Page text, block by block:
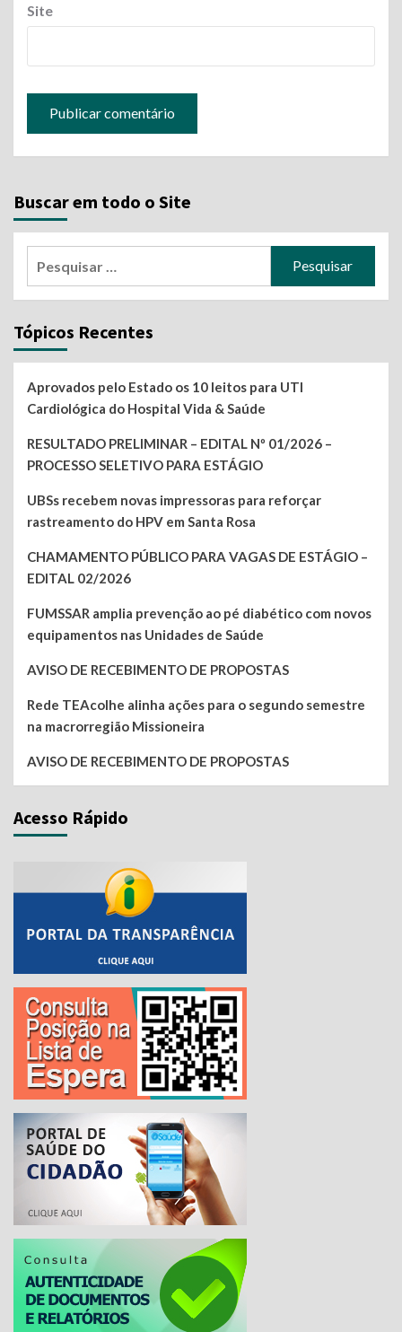
Site
Buscar em todo o Site
Tópicos Recentes
Aprovados pelo Estado os 10 leitos para UTI
Cardiológica do Hospital Vida & Saúde
RESULTADO PRELIMINAR – EDITAL Nº 01/2026 –
PROCESSO SELETIVO PARA ESTÁGIO
UBSs recebem novas impressoras para reforçar
rastreamento do HPV em Santa Rosa
CHAMAMENTO PÚBLICO PARA VAGAS DE ESTÁGIO –
EDITAL 02/2026
FUMSSAR amplia prevenção ao pé diabético com novos
equipamentos nas Unidades de Saúde
AVISO DE RECEBIMENTO DE PROPOSTAS
Rede TEAcolhe alinha ações para o segundo semestre
na macrorregião Missioneira
AVISO DE RECEBIMENTO DE PROPOSTAS
Acesso Rápido